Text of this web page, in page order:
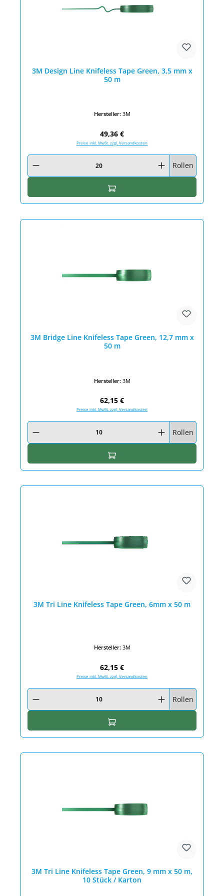
3M Design Line Knifeless Tape Green, 3,5 mm x
50 m
Hersteller: 3M
Regulärer Preis:
49,36 €
Preise inkl. MwSt. zzgl. Versandkosten
Produkt Anzahl: Gib den gewünschten Wert ein oder benutze die
Rollen
In den Warenkorb
3M Bridge Line Knifeless Tape Green, 12,7 mm x
50 m
Hersteller: 3M
Regulärer Preis:
62,15 €
Preise inkl. MwSt. zzgl. Versandkosten
Produkt Anzahl: Gib den gewünschten Wert ein oder benutze die
Rollen
In den Warenkorb
3M Tri Line Knifeless Tape Green, 6mm x 50 m
Hersteller: 3M
Regulärer Preis:
62,15 €
Preise inkl. MwSt. zzgl. Versandkosten
Produkt Anzahl: Gib den gewünschten Wert ein oder benutze die
Rollen
In den Warenkorb
3M Tri Line Knifeless Tape Green, 9 mm x 50 m,
10 Stück / Karton